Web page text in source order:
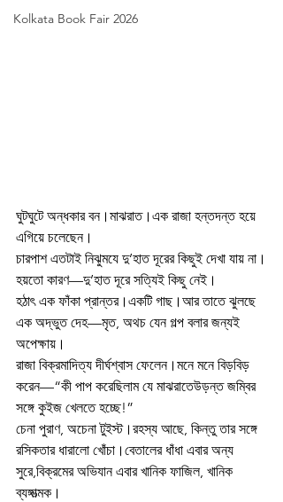
Kolkata Book Fair 2026
ঘুটঘুটে অন্ধকার বন।মাঝরাত।এক রাজা হন্তদন্ত হয়ে
এগিয়ে চলেছেন।
চারপাশ এতটাই নিঝুমযে দু’হাত দূরের কিছুই দেখা যায় না।
হয়তো কারণ—দু’হাত দূরে সত্যিই কিছু নেই।
হঠাৎ এক ফাঁকা প্রান্তর।একটি গাছ।আর তাতে ঝুলছে
এক অদ্ভুত দেহ—মৃত, অথচ যেন গল্প বলার জন্যই
অপেক্ষায়।
রাজা বিক্রমাদিত্য দীর্ঘশ্বাস ফেলেন।মনে মনে বিড়বিড়
করেন—“কী পাপ করেছিলাম যে মাঝরাতেউড়ন্ত জম্বির
সঙ্গে কুইজ খেলতে হচ্ছে!”
চেনা পুরাণ, অচেনা টুইস্ট।রহস্য আছে, কিন্তু তার সঙ্গে
রসিকতার ধারালো খোঁচা।বেতালের ধাঁধা এবার অন্য
সুরে,বিক্রমের অভিযান এবার খানিক ফাজিল, খানিক
ব্যঙ্গাত্মক।